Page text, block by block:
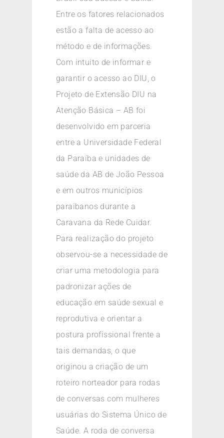
Entre os fatores relacionados
estão a falta de acesso ao
método e de informações.
Com intuito de informar e
garantir o acesso ao DIU, o
Projeto de Extensão DIU na
Atenção Básica – AB foi
desenvolvido em parceria
entre a Universidade Federal
da Paraíba e unidades de
saúde da AB de João Pessoa
e em outros municípios
paraibanos durante a
Caravana da Rede Cuidar.
Para realização do projeto
observou-se a necessidade de
criar uma metodologia para
padronizar ações de
educação em saúde sexual e
reprodutiva e orientar a
postura profissional frente a
tais demandas, o que
originou a criação de um
roteiro norteador para rodas
de conversas com mulheres
usuárias do Sistema Único de
Saúde. A roda de conversa